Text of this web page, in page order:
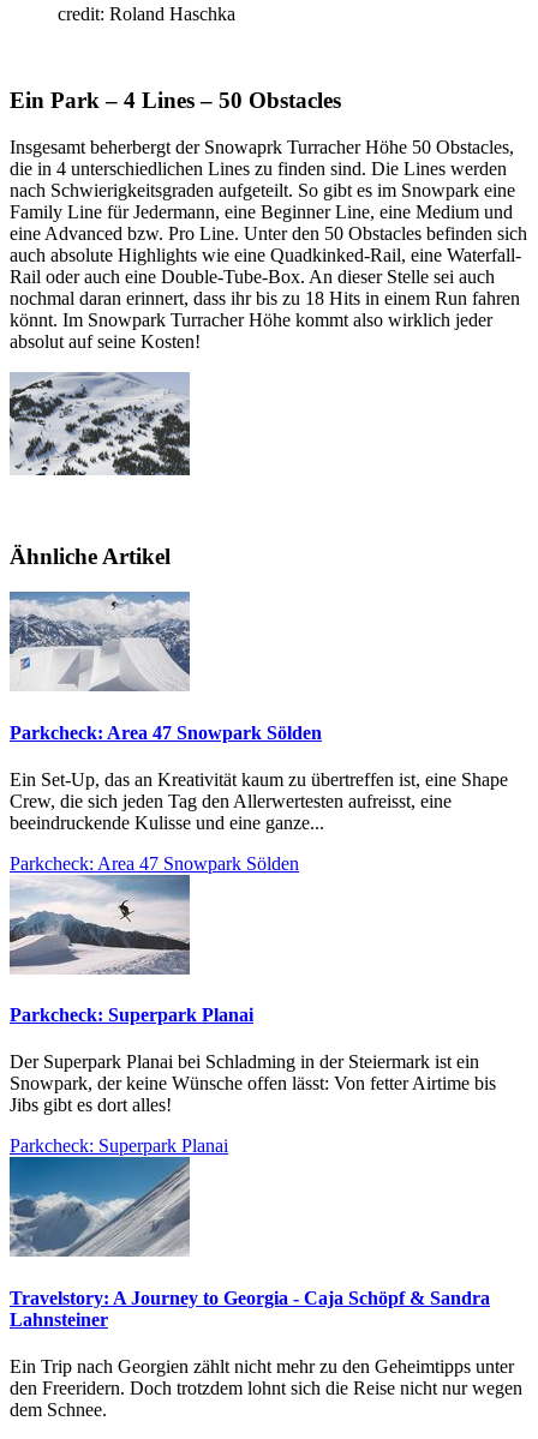
credit: Roland Haschka
Ein Park – 4 Lines – 50 Obstacles
Insgesamt beherbergt der Snowaprk Turracher Höhe 50 Obstacles,
die in 4 unterschiedlichen Lines zu finden sind. Die Lines werden
nach Schwierigkeitsgraden aufgeteilt. So gibt es im Snowpark eine
Family Line für Jedermann, eine Beginner Line, eine Medium und
eine Advanced bzw. Pro Line. Unter den 50 Obstacles befinden sich
auch absolute Highlights wie eine Quadkinked-Rail, eine Waterfall-
Rail oder auch eine Double-Tube-Box. An dieser Stelle sei auch
nochmal daran erinnert, dass ihr bis zu 18 Hits in einem Run fahren
könnt. Im Snowpark Turracher Höhe kommt also wirklich jeder
absolut auf seine Kosten!
Ähnliche Artikel
Parkcheck: Area 47 Snowpark Sölden
Ein Set-Up, das an Kreativität kaum zu übertreffen ist, eine Shape
Crew, die sich jeden Tag den Allerwertesten aufreisst, eine
beeindruckende Kulisse und eine ganze...
Parkcheck: Area 47 Snowpark Sölden
Parkcheck: Superpark Planai
Der Superpark Planai bei Schladming in der Steiermark ist ein
Snowpark, der keine Wünsche offen lässt: Von fetter Airtime bis
Jibs gibt es dort alles!
Parkcheck: Superpark Planai
Travelstory: A Journey to Georgia - Caja Schöpf & Sandra
Lahnsteiner
Ein Trip nach Georgien zählt nicht mehr zu den Geheimtipps unter
den Freeridern. Doch trotzdem lohnt sich die Reise nicht nur wegen
dem Schnee.